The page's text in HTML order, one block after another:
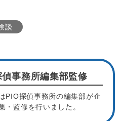
談
偵事務所編集部監修
PIO探偵事務所の編集部が企
・監修を行いました。